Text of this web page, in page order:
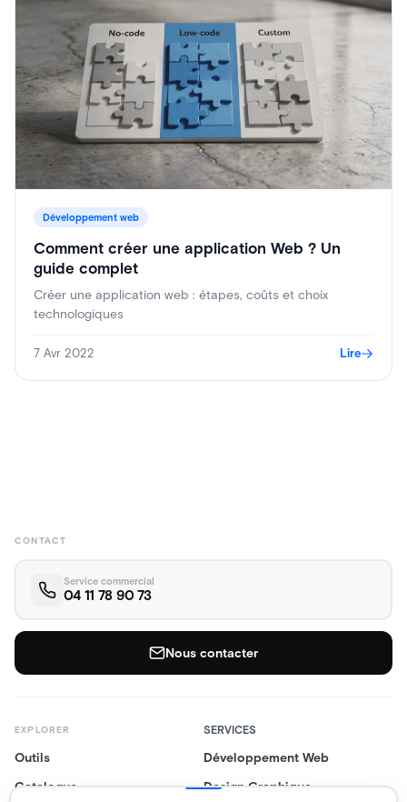
Développement web
Comment créer une application Web ? Un
guide complet
Créer une application web : étapes, coûts et choix
technologiques
7 Avr 2022 Lire
EXPLORER
Outils
Catalogue
SERVICES
Développement Web
Design Graphique
CONTACT
Service commercial
04 11 78 90 73
Nous contacter